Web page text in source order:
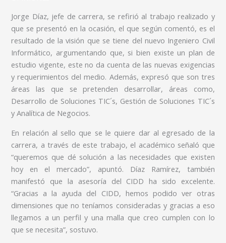
Jorge Díaz, jefe de carrera, se refirió al trabajo realizado y
que se presentó en la ocasión, el que según comentó, es el
resultado de la visión que se tiene del nuevo Ingeniero Civil
Informático, argumentando que, si bien existe un plan de
estudio vigente, este no da cuenta de las nuevas exigencias
y requerimientos del medio. Además, expresó que son tres
áreas las que se pretenden desarrollar, áreas como,
Desarrollo de Soluciones TIC´s, Gestión de Soluciones TIC´s
y Analítica de Negocios.
En relación al sello que se le quiere dar al egresado de la
carrera, a través de este trabajo, el académico señaló que
“queremos que dé solución a las necesidades que existen
hoy en el mercado”, apuntó. Díaz Ramírez, también
manifestó que la asesoría del CIDD ha sido excelente.
“Gracias a la ayuda del CIDD, hemos podido ver otras
dimensiones que no teníamos consideradas y gracias a eso
llegamos a un perfil y una malla que creo cumplen con lo
que se necesita”, sostuvo.